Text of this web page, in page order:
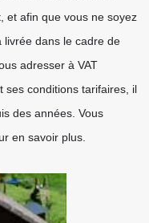
et afin que vous ne soyez
livrée dans le cadre de
adresser à VAT
ses conditions tarifaires, il
des années. Vous
en savoir plus.